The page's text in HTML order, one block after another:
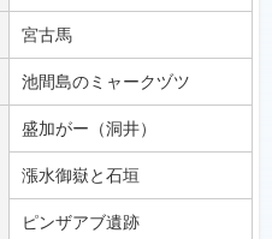
宮古馬
池間島のミャークヅツ
盛加がー（洞井）
漲水御嶽と石垣
ピンザアブ遺跡